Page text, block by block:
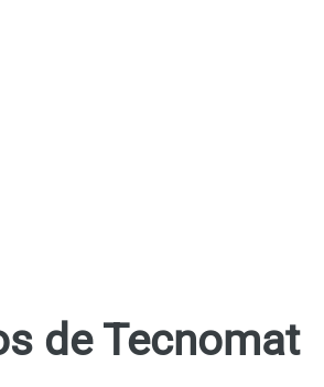
de Tecnomat